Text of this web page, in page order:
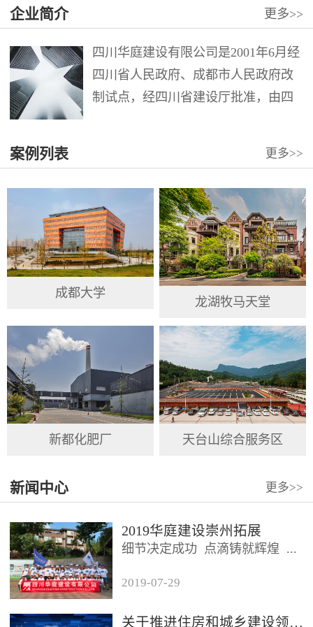
企业简介 更多>>
四川华庭建设有限公司是2001年6月经
四川省人民政府、成都市人民政府改
制试点，经四川省建设厅批准，由四
万元。公司具有建筑工程施工总承包
壹级、市政公用工程施工总承包壹
级、地...
案例列表 更多>>
成都大学
龙湖牧马天堂
新都化肥厂 天台山综合服务区
新闻中心 更多>>
2019华庭建设崇州拓展
细节决定成功 点滴铸就辉煌 ...
2019-07-29
关于推进住房和城乡建设领域施工现场专业人员职业培训工作的通知